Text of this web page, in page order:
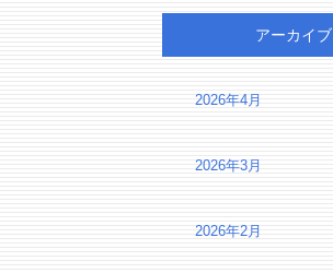
アーカイブ
2026年4月
2026年3月
2026年2月